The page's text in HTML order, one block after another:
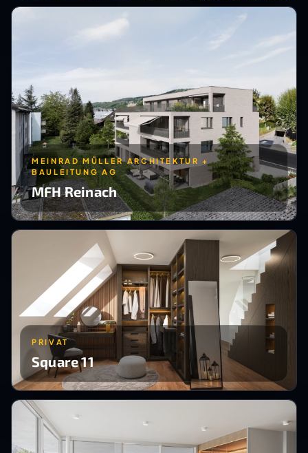
MEINRAD MÜLLER ARCHITEKTUR +
BAULEITUNG AG
MFH Reinach
PRIVAT
Square 11